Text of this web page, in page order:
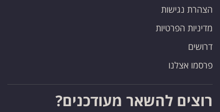
הצהרת נגישות
מדיניות הפרטיות
דרושים
פרסמו אצלנו
רוצים להשאר מעודכנים?